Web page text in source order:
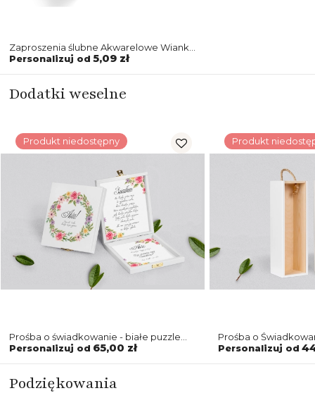
Zaproszenia ślubne Akwarelowe Wianki
- Motyw 5
Personalizuj od 5,09 zł
Dodatki weselne
Produkt niedostępny
Prośba o świadkowanie - białe puzzle
Akwarelowe Wianki Motyw 5
Personalizuj od 65,00 zł
Produkt
Prośba o
Akwarelowe Wianki
Personalizuj od
Podziękowania